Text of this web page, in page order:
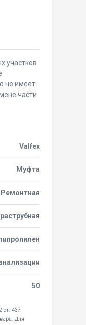
участков
не имеет
части
Valfex
Муфта
Ремонтная
50
ст. 437
Для